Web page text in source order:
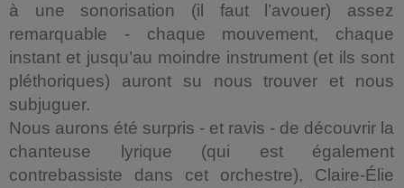
à une sonorisation (il faut l’avouer) assez
remarquable - chaque mouvement, chaque
instant et jusqu’au moindre instrument (et ils sont
pléthoriques) auront su nous trouver et nous
subjuguer.
Nous aurons été surpris - et ravis - de découvrir la
chanteuse lyrique (qui est également
contrebassiste dans cet orchestre), Claire-Élie